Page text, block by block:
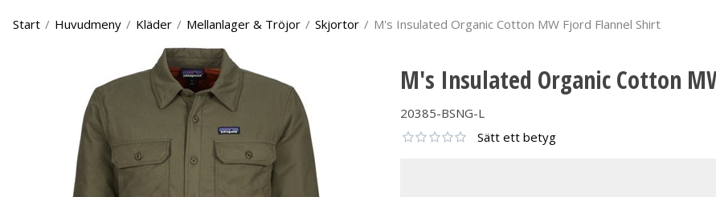
Start / Huvudmeny / Kläder / Mellanlager & Tröjor / Skjortor / M's Insulated Organic Cotton MW Fjord Flannel Shirt
M's Insulated Organic Cotton
20385-BSNG-L
Sätt ett betyg